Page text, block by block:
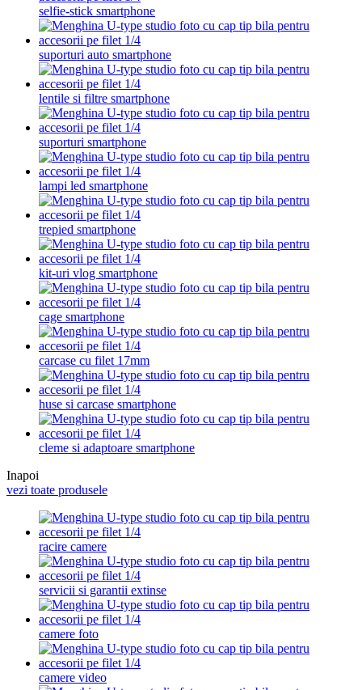
selfie-stick smartphone
suporturi auto smartphone
lentile si filtre smartphone
suporturi smartphone
lampi led smartphone
trepied smartphone
kit-uri vlog smartphone
cage smartphone
carcase cu filet 17mm
huse si carcase smartphone
cleme si adaptoare smartphone
Inapoi
vezi toate produsele
racire camere
servicii si garantii extinse
camere foto
camere video